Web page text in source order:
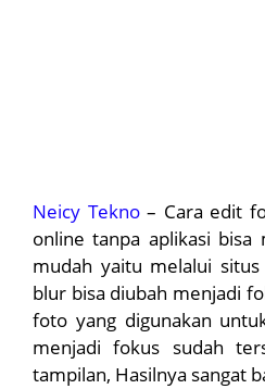
Neicy Tekno– Cara edit
online tanpa aplikasi bisa
mudah yaitu melalui
blur bisa diubah menjadi
foto yang digunakan
menjadi fokus sudah
tampilan, Hasilnya sangat